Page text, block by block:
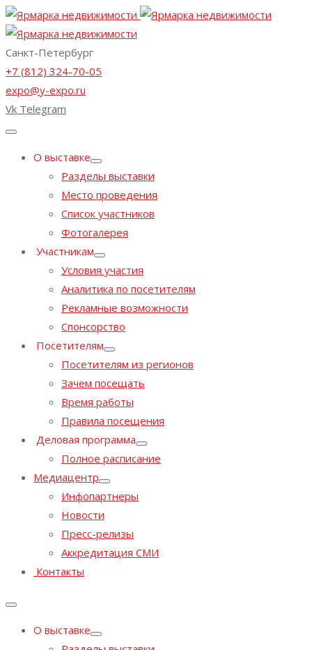
Санкт-Петербург
+7 (812) 324-70-05
expo@y-expo.ru
Vk Telegram
О выставке
Разделы выставки
Место проведения
Список участников
Фотогалерея
Участникам
Условия участия
Аналитика по посетителям
Рекламные возможности
Спонсорство
Посетителям
Посетителям из регионов
Зачем посещать
Время работы
Правила посещения
Деловая программа
Полное расписание
Медиацентр
Инфопартнеры
Новости
Пресс-релизы
Аккредитация СМИ
Контакты
О выставке